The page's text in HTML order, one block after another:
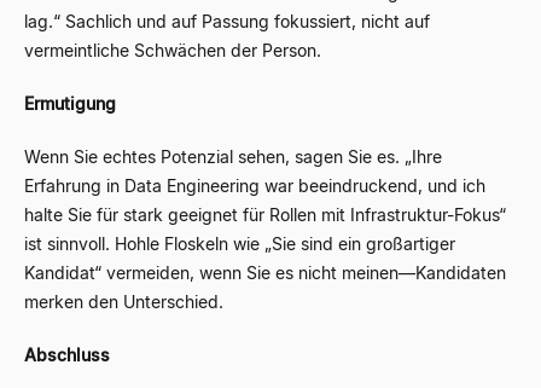
lag.“ Sachlich und auf Passung fokussiert, nicht auf
vermeintliche Schwächen der Person.
Ermutigung
Wenn Sie echtes Potenzial sehen, sagen Sie es. „Ihre
Erfahrung in Data Engineering war beeindruckend, und ich
halte Sie für stark geeignet für Rollen mit Infrastruktur-Fokus“
ist sinnvoll. Hohle Floskeln wie „Sie sind ein großartiger
Kandidat“ vermeiden, wenn Sie es nicht meinen—Kandidaten
merken den Unterschied.
Abschluss